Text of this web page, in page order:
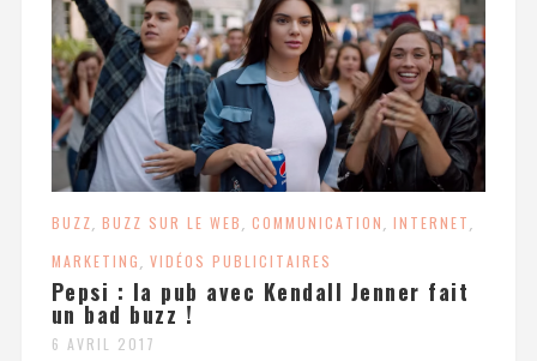
BUZZ, BUZZ SUR LE WEB, COMMUNICATION, INTERNET,
MARKETING, VIDÉOS PUBLICITAIRES
Pepsi : la pub avec Kendall Jenner fait
un bad buzz !
6 AVRIL 2017